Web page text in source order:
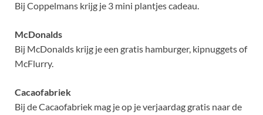
Bij Coppelmans krijg je 3 mini plantjes cadeau.
McDonalds
Bij McDonalds krijg je een gratis hamburger, kipnuggets of
McFlurry.
Cacaofabriek
Bij de Cacaofabriek mag je op je verjaardag gratis naar de